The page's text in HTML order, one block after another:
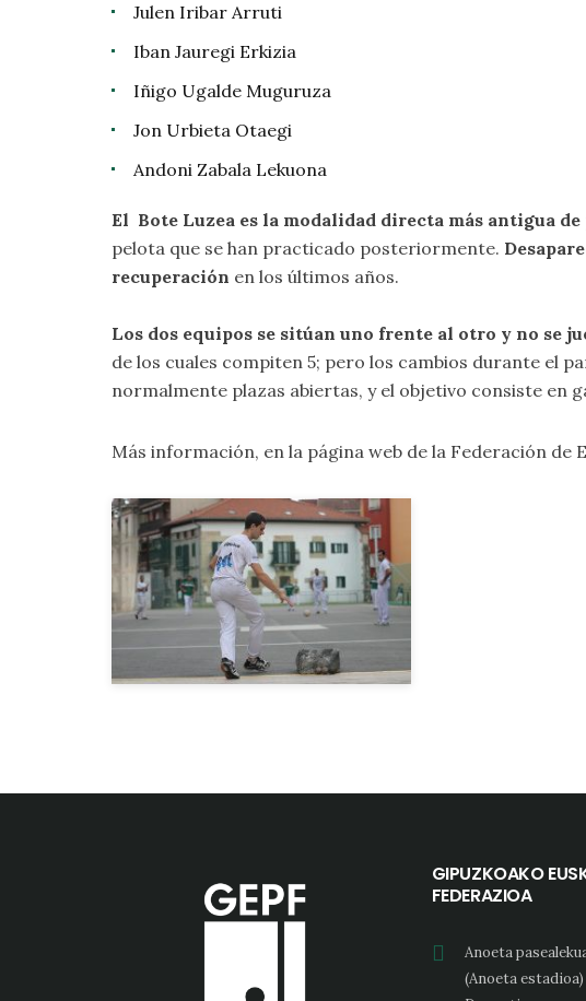
Julen Iribar Arruti
Iban Jauregi Erkizia
Iñigo Ugalde Muguruza
Jon Urbieta Otaegi
Andoni Zabala Lekuona
El Bote Luzea es la modalidad directa más antigua
pelota que se han practicado posteriormente.
recuperación en los últimos años.
Los dos equipos se sitúan uno frente al otro y no se
de los cuales compiten 5; pero los cambios durante el
normalmente plazas abiertas, y el objetivo consiste en
Más información, en la página web de la Federación de
GIPUZKOAKO
FEDERAZIOA
Anoeta
(Anoeta estadioa)